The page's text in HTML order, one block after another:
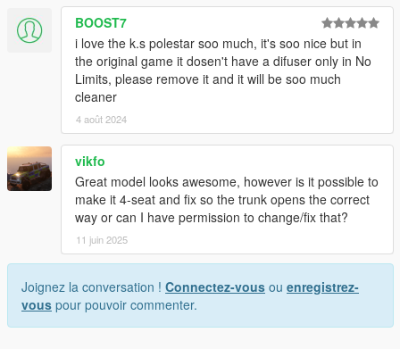
BOOST7
i love the k.s polestar soo much, it's soo nice but in
the original game it dosen't have a difuser only in No
Limits, please remove it and it will be soo much
cleaner
4 août 2024
vikfo
Great model looks awesome, however is it possible to
make it 4-seat and fix so the trunk opens the correct
way or can I have permission to change/fix that?
11 juin 2025
Joignez la conversation ! Connectez-vous ou enregistrez-
vous pour pouvoir commenter.